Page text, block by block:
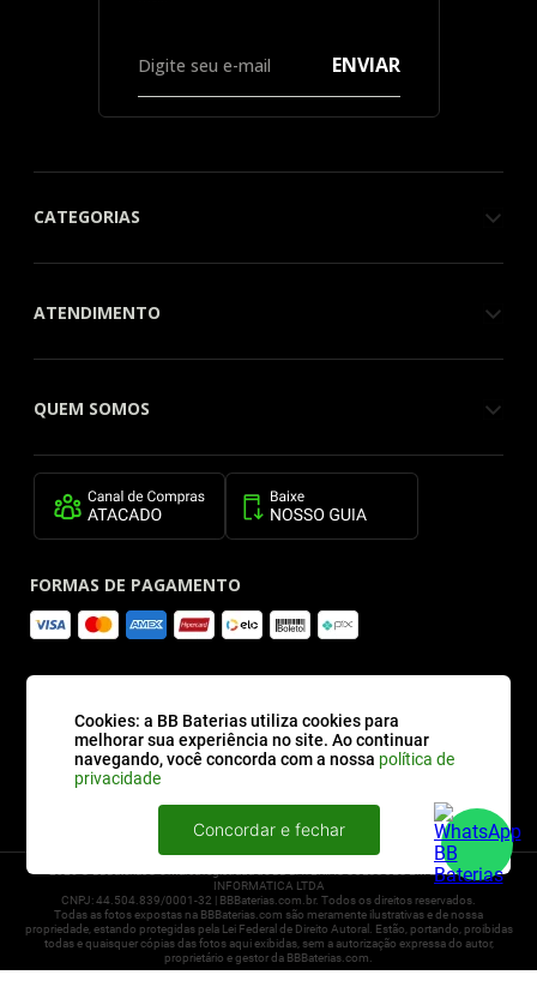
Cookies: a BB Baterias utiliza cookies para
melhorar sua experiência no site. Ao continuar
navegando, você concorda com a nossa política de
privacidade
Concordar e fechar
ENVIAR
CATEGORIAS
ATENDIMENTO
QUEM SOMOS
FORMAS DE PAGAMENTO
SITE SEGURO
2026 © BBBaterias® é marca registrada de BB BATERIAS SOLUCOES EM ENERGIA E
INFORMATICA LTDA
CNPJ: 44.504.839/0001-32 | BBBaterias.com.br. Todos os direitos reservados.
Todas as fotos expostas na BBBaterias.com são meramente ilustrativas e de nossa
propriedade, estando protegidas pela Lei Federal de Direito Autoral. Estão, portando, proibidas
todas e quaisquer cópias das fotos aqui exibidas, sem a autorização expressa do autor,
proprietário e gestor da BBBaterias.com.